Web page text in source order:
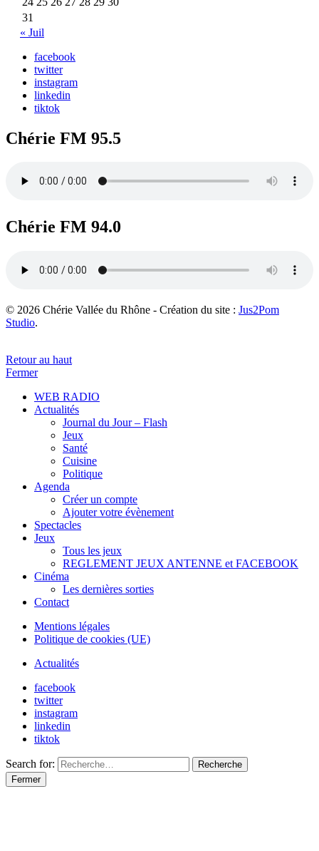
31
« Juil
facebook
twitter
instagram
linkedin
tiktok
Chérie FM 95.5
Chérie FM 94.0
© 2026 Chérie Vallée du Rhône - Création du site : Jus2Pom
Studio.
Retour au haut
Fermer
WEB RADIO
Actualités
Journal du Jour – Flash
Jeux
Santé
Cuisine
Politique
Agenda
Créer un compte
Ajouter votre évènement
Spectacles
Jeux
Tous les jeux
REGLEMENT JEUX ANTENNE et FACEBOOK
Cinéma
Les dernières sorties
Contact
Mentions légales
Politique de cookies (UE)
Actualités
facebook
twitter
instagram
linkedin
tiktok
Search for:
Recherche
Fermer